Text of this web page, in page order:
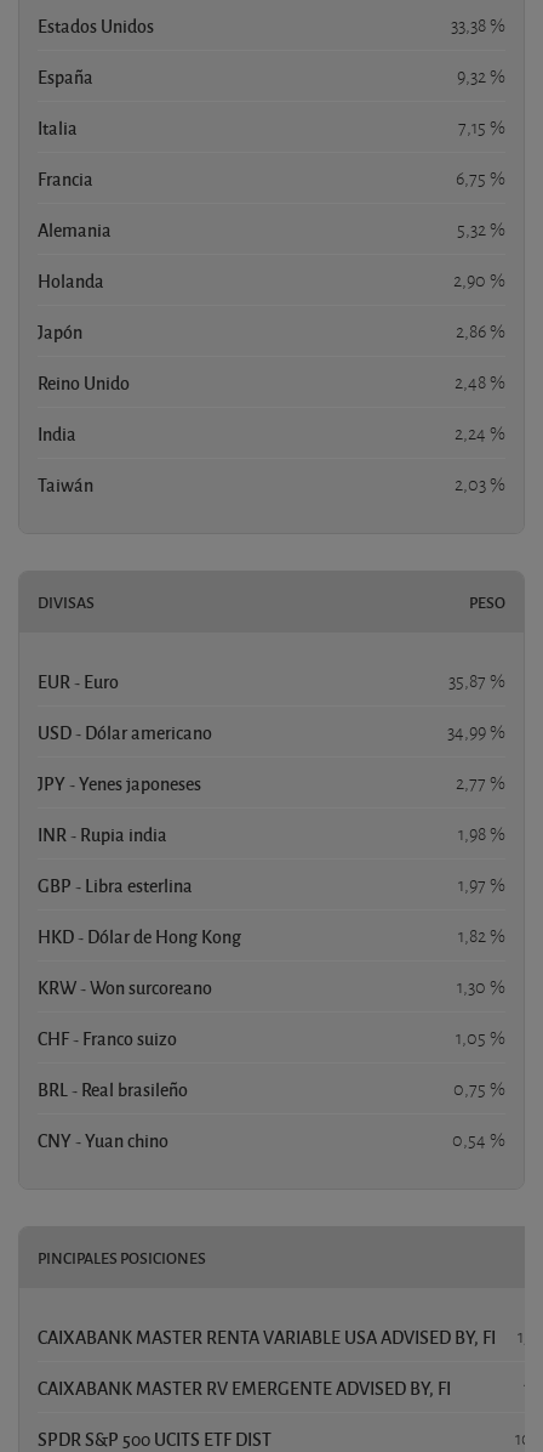
Estados Unidos 33,38 %
España 9,32 %
Italia 7,15 %
Francia 6,75 %
Alemania 5,32 %
Holanda 2,90 %
Japón 2,86 %
Reino Unido 2,48 %
India 2,24 %
Taiwán 2,03 %
DIVISAS PESO
EUR - Euro 35,87 %
USD - Dólar americano 34,99 %
JPY - Yenes japoneses 2,77 %
INR - Rupia india 1,98 %
GBP - Libra esterlina 1,97 %
HKD - Dólar de Hong Kong 1,82 %
KRW - Won surcoreano 1,30 %
CHF - Franco suizo 1,05 %
BRL - Real brasileño 0,75 %
CNY - Yuan chino 0,54 %
PINCIPALES POSICIONES
CAIXABANK MASTER RENTA VARIABLE USA ADVISED BY, FI
CAIXABANK MASTER RV EMERGENTE ADVISED BY, FI
SPDR S&P 500 UCITS ETF DIST